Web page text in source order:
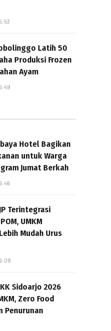
Latih 50
Produksi Frozen
Ayam
Hotel Bagikan
untuk Warga
Jumat Berkah
Terintegrasi
UMKM
Mudah Urus
Sidoarjo 2026
Zero Food
Penurunan